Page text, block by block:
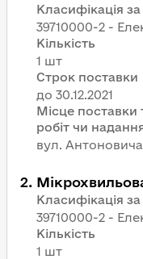
Класифікація
39710000-2 -
Кількість
1 шт
Строк поставки
Місце поставки
робіт чи
вул.
2.
Класифікація
39710000-2 -
Кількість
1 шт